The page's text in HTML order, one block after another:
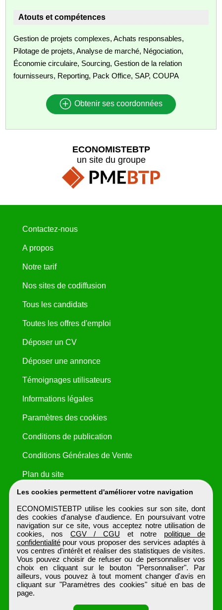
Atouts et compétences
Gestion de projets complexes, Achats responsables,
Pilotage de projets, Analyse de marché, Négociation,
Économie circulaire, Sourcing, Gestion de la relation
fournisseurs, Reporting, Pack Office, SAP, COUPA
Obtenir ses coordonnées
Les cookies permettent d'améliorer votre navigation
ECONOMISTEBTP utilise les cookies sur son site, dont
des cookies d'analyse d'audience. En poursuivant votre
navigation sur ce site, vous acceptez notre utilisation de
cookies, nos CGV / CGU et notre politique de
confidentialitépour vous proposer des services adaptés à
vos centres d'intérêt et réaliser des statistiques de visites.
Vous pouvez choisir de refuser ou de personnaliser vos
choix en cliquant sur le bouton "Personnaliser". Par
ailleurs, vous pouvez à tout moment changer d'avis en
cliquant sur "Paramètres des cookies" situé en bas de
page.
ECONOMISTEBTP
un site du groupe
Contactez-nous
A propos
Notre tarif
Nos sites de codiffusion
Tous les candidats
Toutes les offres d'emploi
Déposer un CV
Déposer une annonce
Témoignages utilisateurs
Informations légales
Paramètres des cookies
Conditions de publication
Conditions Générales de Vente
Plan du site